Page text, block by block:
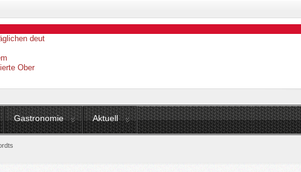
deut
Ober
Gastronomie Aktuell